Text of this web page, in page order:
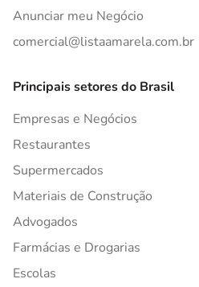
Anunciar meu Negócio
comercial@listaamarela.com.br
Principais setores do Brasil
Empresas e Negócios
Restaurantes
Supermercados
Materiais de Construção
Advogados
Farmácias e Drogarias
Escolas